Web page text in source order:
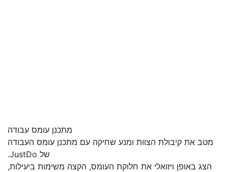
מתכנן עומס עבודה
מטב את קיבולת הצוות ומנע שחיקה עם מתכנן עומס העבודה
של JustDo.
הצג באופן ויזואלי את חלוקת העומס, הקצה משימות ביעילות,